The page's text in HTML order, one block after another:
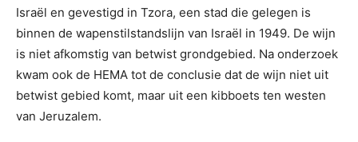
Israël en gevestigd in Tzora, een stad die gelegen is
binnen de wapenstilstandslijn van Israël in 1949. De wijn
is niet afkomstig van betwist grondgebied. Na onderzoek
kwam ook de HEMA tot de conclusie dat de wijn niet uit
betwist gebied komt, maar uit een kibboets ten westen
van Jeruzalem.